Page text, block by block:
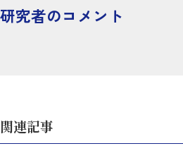
研究者のコメント
関連記事